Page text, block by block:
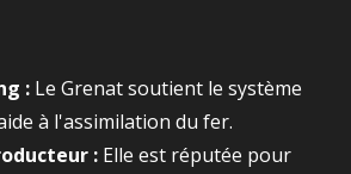
: Le Grenat soutient le système
à l'assimilation du fer.
: Elle est réputée pour